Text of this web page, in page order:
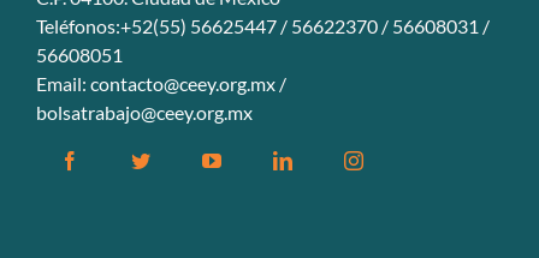
Teléfonos:+52(55) 56625447 / 56622370 / 56608031 /
56608051
Email: contacto@ceey.org.mx /
bolsatrabajo@ceey.org.mx
FacebookTwitter YouTubeLinkedinInstagram